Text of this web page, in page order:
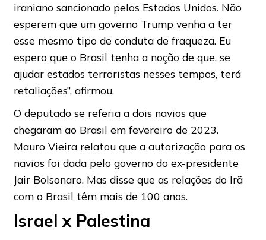
iraniano sancionado pelos Estados Unidos. Não
esperem que um governo Trump venha a ter
esse mesmo tipo de conduta de fraqueza. Eu
espero que o Brasil tenha a noção de que, se
ajudar estados terroristas nesses tempos, terá
retaliações”, afirmou.
O deputado se referia a dois navios que
chegaram ao Brasil em fevereiro de 2023.
Mauro Vieira relatou que a autorização para os
navios foi dada pelo governo do ex-presidente
Jair Bolsonaro. Mas disse que as relações do Irã
com o Brasil têm mais de 100 anos.
Israel x Palestina